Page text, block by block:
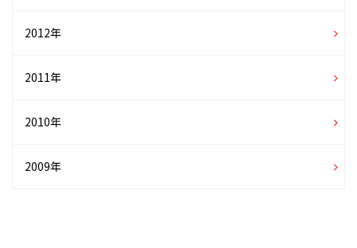
2012年
2011年
2010年
2009年